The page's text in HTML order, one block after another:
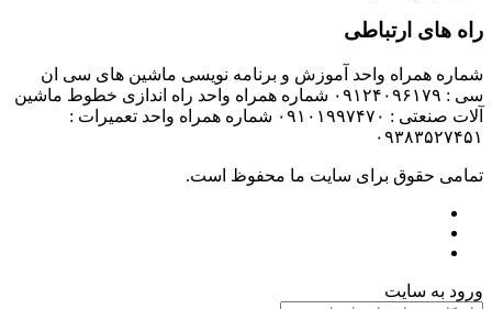
راه های ارتباطی
شماره همراه واحد آموزش و برنامه نویسی ماشین های سی ان
سی : ۰۹۱۲۴۰۹۶۱۷۹ شماره همراه واحد راه اندازی خطوط ماشین
آلات صنعتی : ۰۹۱۰۱۹۹۷۴۷۰ شماره همراه واحد تعمیرات :
۰۹۳۸۳۵۲۷۴۵۱
تمامی حقوق برای سایت ما محفوظ است.
ورود به سایت